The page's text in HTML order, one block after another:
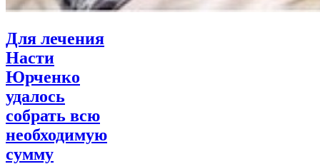
Для лечения
Насти
Юрченко
удалось
собрать всю
необходимую
сумму